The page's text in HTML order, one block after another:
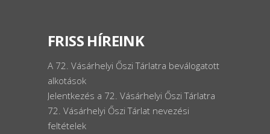
FRISS HÍREINK
A 72. Vásárhelyi Őszi Tárlatra beválogatott
alkotások
Jelentkezés a 72. Vásárhelyi Őszi Tárlatra
72. Vásárhelyi Őszi Tárlat nevezési
feltételek